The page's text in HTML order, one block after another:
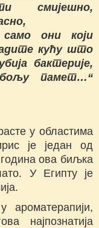
смијешно,
само они који
кућу што
бактерије,
памет…“
у областима
је један од
година ова биљка
У Египту је
ароматерапији,
најпознатија